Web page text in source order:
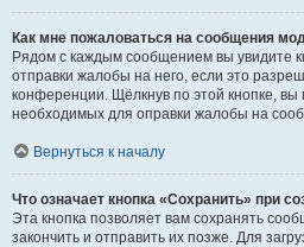
Как мне пожаловаться на сообщения
Рядом с каждым сообщением вы увидите
отправки жалобы на него, если это
конференции. Щёлкнув по этой кнопке, вы
необходимых для оправки жалобы на
Вернуться к началу
Что означает кнопка «Сохранить» при
Эта кнопка позволяет вам сохранять
закончить и отправить их позже. Для